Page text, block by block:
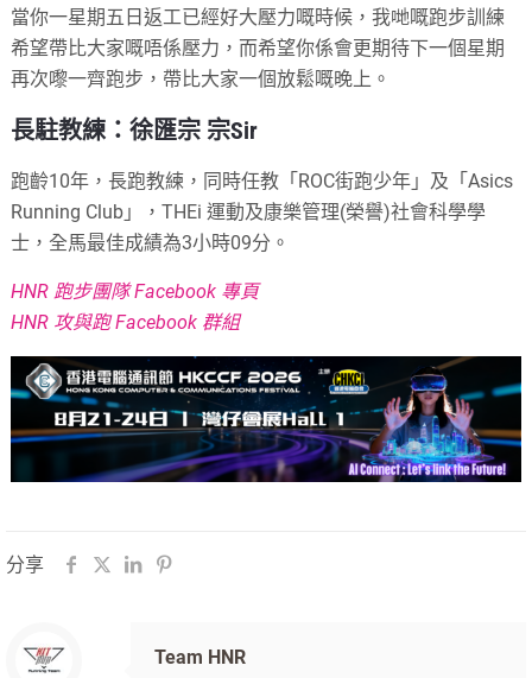
當你一星期五日返工已經好大壓力嘅時候，我哋嘅跑步訓練
希望帶比大家嘅唔係壓力，而希望你係會更期待下一個星期
再次嚟一齊跑步，帶比大家一個放鬆嘅晚上。
長駐教練：徐匯宗 宗Sir
跑齡10年，長跑教練，同時任教「ROC街跑少年」及「Asics
Running Club」，THEi 運動及康樂管理(榮譽)社會科學學
士，全馬最佳成績為3小時09分。
HNR 跑步團隊 Facebook 專頁
HNR 攻與跑 Facebook 群組
分享
Team HNR